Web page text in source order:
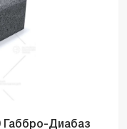
Габбро-Диабаз